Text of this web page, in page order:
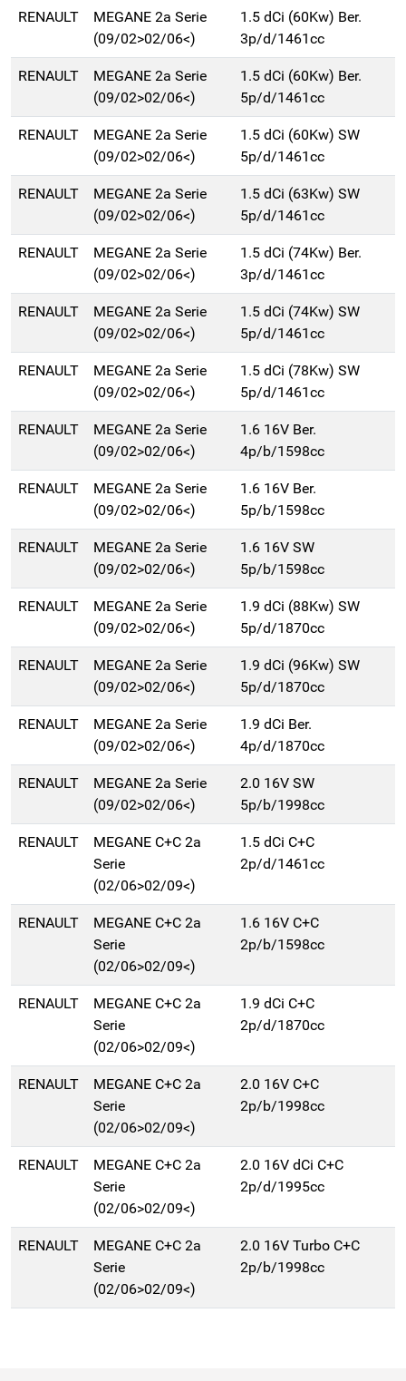
RENAULT
MEGANE 2a Serie
(09/02>02/06<)
1.5 dCi (60Kw) Ber.
3p/d/1461cc
RENAULT
MEGANE 2a Serie
(09/02>02/06<)
1.5 dCi (60Kw) Ber.
5p/d/1461cc
RENAULT
MEGANE 2a Serie
(09/02>02/06<)
1.5 dCi (60Kw) SW
5p/d/1461cc
RENAULT
MEGANE 2a Serie
(09/02>02/06<)
1.5 dCi (63Kw) SW
5p/d/1461cc
RENAULT
MEGANE 2a Serie
(09/02>02/06<)
1.5 dCi (74Kw) Ber.
3p/d/1461cc
RENAULT
MEGANE 2a Serie
(09/02>02/06<)
1.5 dCi (74Kw) SW
5p/d/1461cc
RENAULT
MEGANE 2a Serie
(09/02>02/06<)
1.5 dCi (78Kw) SW
5p/d/1461cc
RENAULT
MEGANE 2a Serie
(09/02>02/06<)
1.6 16V Ber.
4p/b/1598cc
RENAULT
MEGANE 2a Serie
(09/02>02/06<)
1.6 16V Ber.
5p/b/1598cc
RENAULT
MEGANE 2a Serie
(09/02>02/06<)
1.6 16V SW
5p/b/1598cc
RENAULT
MEGANE 2a Serie
(09/02>02/06<)
1.9 dCi (88Kw) SW
5p/d/1870cc
RENAULT
MEGANE 2a Serie
(09/02>02/06<)
1.9 dCi (96Kw) SW
5p/d/1870cc
RENAULT
MEGANE 2a Serie
(09/02>02/06<)
1.9 dCi Ber.
4p/d/1870cc
RENAULT
MEGANE 2a Serie
(09/02>02/06<)
2.0 16V SW
5p/b/1998cc
RENAULT
MEGANE C+C 2a
Serie
(02/06>02/09<)
1.5 dCi C+C
2p/d/1461cc
RENAULT
MEGANE C+C 2a
Serie
(02/06>02/09<)
1.6 16V C+C
2p/b/1598cc
RENAULT
MEGANE C+C 2a
Serie
(02/06>02/09<)
1.9 dCi C+C
2p/d/1870cc
RENAULT
MEGANE C+C 2a
Serie
(02/06>02/09<)
2.0 16V C+C
2p/b/1998cc
RENAULT
MEGANE C+C 2a
Serie
(02/06>02/09<)
2.0 16V dCi C+C
2p/d/1995cc
RENAULT
MEGANE C+C 2a
Serie
(02/06>02/09<)
2.0 16V Turbo C+C
2p/b/1998cc